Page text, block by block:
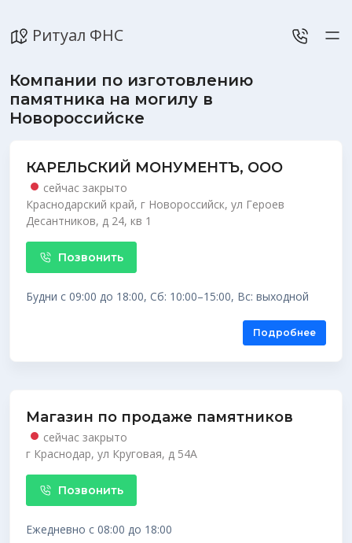
Ритуал ФНС
Компании по изготовлению
памятника на могилу в
Новороссийске
КАРЕЛЬСКИЙ МОНУМЕНТЪ, ООО
сейчас закрыто
Краснодарский край, г Новороссийск, ул Героев
Десантников, д 24, кв 1
Позвонить
Будни с 09:00 до 18:00, Сб: 10:00–15:00, Вс: выходной
Подробнее
Магазин по продаже памятников
сейчас закрыто
г Краснодар, ул Круговая, д 54А
Позвонить
Ежедневно с 08:00 до 18:00